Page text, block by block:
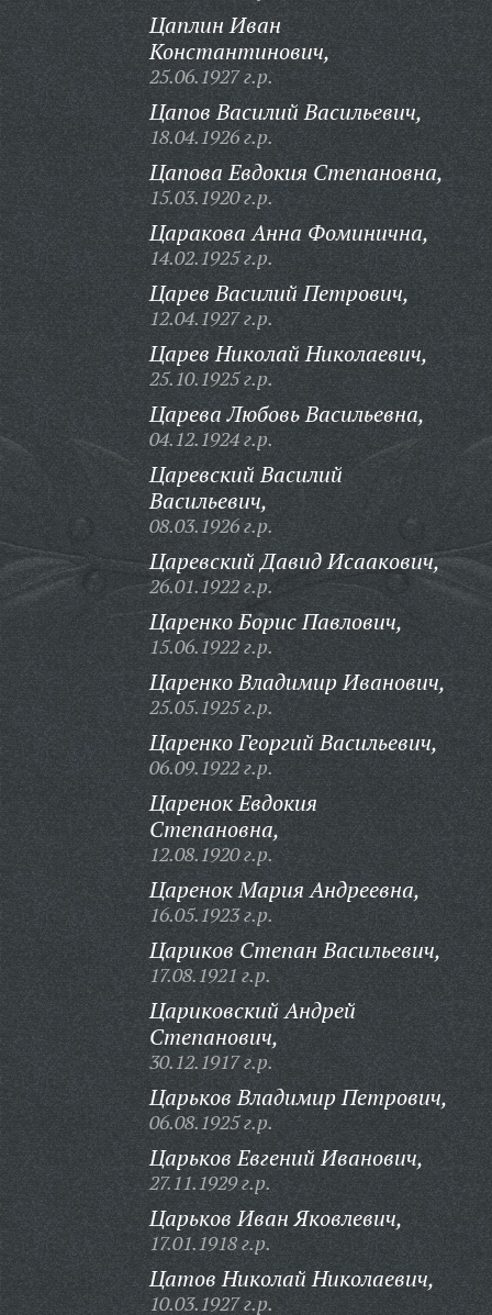
Цаплин Иван
Константинович,
25.06.1927 г.р.
Цапов Василий Васильевич,
18.04.1926 г.р.
Цапова Евдокия Степановна,
15.03.1920 г.р.
Царакова Анна Фоминична,
14.02.1925 г.р.
Царев Василий Петрович,
12.04.1927 г.р.
Царев Николай Николаевич,
25.10.1925 г.р.
Царева Любовь Васильевна,
04.12.1924 г.р.
Царевский Василий
Васильевич,
08.03.1926 г.р.
Царевский Давид Исаакович,
26.01.1922 г.р.
Царенко Борис Павлович,
15.06.1922 г.р.
Царенко Владимир Иванович,
25.05.1925 г.р.
Царенко Георгий Васильевич,
06.09.1922 г.р.
Царенок Евдокия
Степановна,
12.08.1920 г.р.
Царенок Мария Андреевна,
16.05.1923 г.р.
Цариков Степан Васильевич,
17.08.1921 г.р.
Цариковский Андрей
Степанович,
30.12.1917 г.р.
Царьков Владимир Петрович,
06.08.1925 г.р.
Царьков Евгений Иванович,
27.11.1929 г.р.
Царьков Иван Яковлевич,
17.01.1918 г.р.
Цатов Николай Николаевич,
10.03.1927 г.р.